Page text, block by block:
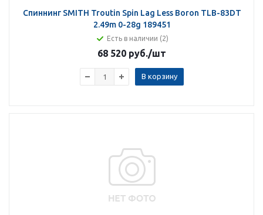
Спиннинг SMITH Troutin Spin Lag Less Boron TLB-83DT
2.49m 0-28g 189451
Есть в наличии (2)
68 520 руб./шт
В корзину